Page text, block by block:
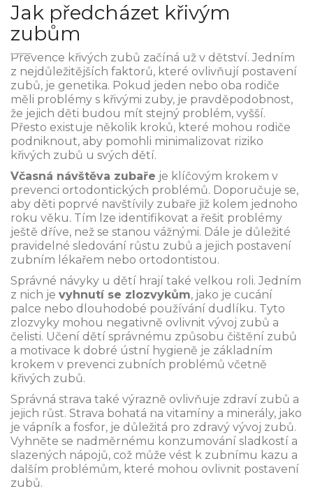
Jak předcházet křivým
zubům
Prevence křivých zubů začíná už v dětství. Jedním
z nejdůležitějších faktorů, které ovlivňují postavení
zubů, je genetika. Pokud jeden nebo oba rodiče
měli problémy s křivými zuby, je pravděpodobnost,
že jejich děti budou mít stejný problém, vyšší.
Přesto existuje několik kroků, které mohou rodiče
podniknout, aby pomohli minimalizovat riziko
křivých zubů u svých dětí.
Včasná návštěva zubaře je klíčovým krokem v
prevenci ortodontických problémů. Doporučuje se,
aby děti poprvé navštívily zubaře již kolem jednoho
roku věku. Tím lze identifikovat a řešit problémy
ještě dříve, než se stanou vážnými. Dále je důležité
pravidelné sledování růstu zubů a jejich postavení
zubním lékařem nebo ortodontistou.
Správné návyky u dětí hrají také velkou roli. Jedním
z nich je vyhnutí se zlozvykům, jako je cucání
palce nebo dlouhodobé používání dudlíku. Tyto
zlozvyky mohou negativně ovlivnit vývoj zubů a
čelisti. Učení dětí správnému způsobu čištění zubů
a motivace k dobré ústní hygieně je základním
krokem v prevenci zubních problémů včetně
křivých zubů.
Správná strava také výrazně ovlivňuje zdraví zubů a
jejich růst. Strava bohatá na vitamíny a minerály, jako
je vápník a fosfor, je důležitá pro zdravý vývoj zubů.
Vyhněte se nadměrnému konzumování sladkostí a
slazených nápojů, což může vést k zubnímu kazu a
dalším problémům, které mohou ovlivnit postavení
zubů.